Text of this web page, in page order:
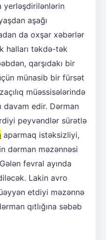
yerləşdirilənlərin
aşağı
da oxşar xəbərlər
halları təkdə-tək
qarşıdakı bir
münasib bir fürsət
müəssisələrində
davam edir. Dərman
peyvəndlər sürətlə
aparmaq istəksizliyi,
dərman məzənnəsi
fevral ayında
Lakin avro
etdiyi məzənnə
qıtlığına səbəb